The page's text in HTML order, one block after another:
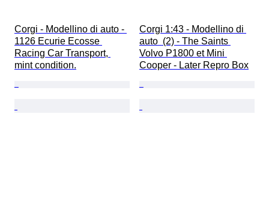
Corgi - Modellino di auto -
1126 Ecurie Ecosse
Racing Car Transport,
mint condition.
Corgi 1:43 - Modellino di
auto  (2) - The Saints
Volvo P1800 et Mini
Cooper - Later Repro Box